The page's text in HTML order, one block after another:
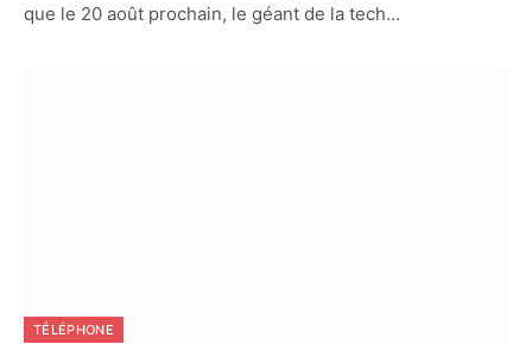
que le 20 août prochain, le géant de la tech…
TÉLÉPHONE